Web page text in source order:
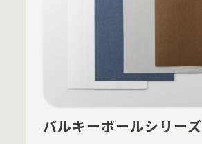
バルキーボールシリーズ